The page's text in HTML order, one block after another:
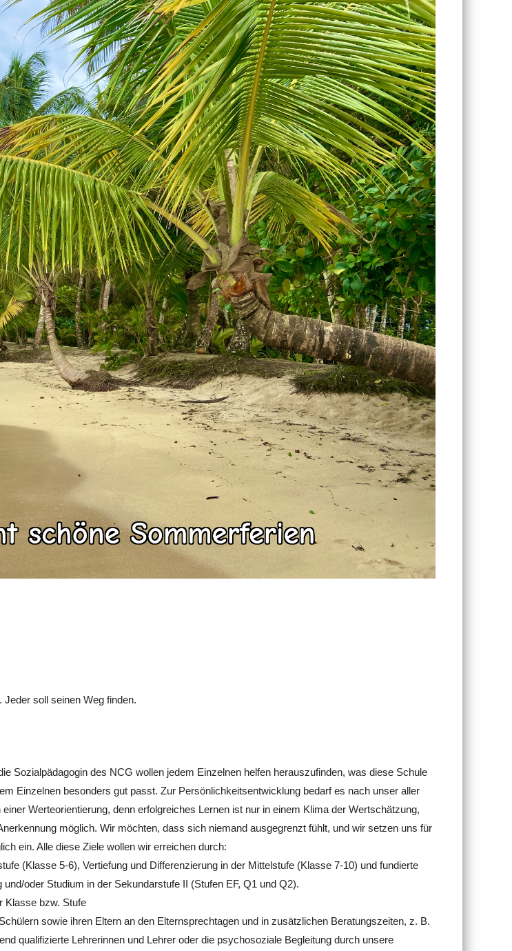
soll seinen Weg finden.
Sozialpädagogin des NCG wollen jedem Einzelnen helfen herauszufinden, was diese Schule
Einzelnen besonders gut passt. Zur Persönlichkeitsentwicklung bedarf es nach unser aller
Werteorientierung, denn erfolgreiches Lernen ist nur in einem Klima der Wertschätzung,
möglich. Wir möchten, dass sich niemand ausgegrenzt fühlt, und wir setzen uns für
ein. Alle diese Ziele wollen wir erreichen durch:
(Klasse 5-6), Vertiefung und Differenzierung in der Mittelstufe (Klasse 7-10) und fundierte
oder Studium in der Sekundarstufe II (Stufen EF, Q1 und Q2).
Klasse bzw. Stufe
sowie ihren Eltern an den Elternsprechtagen und in zusätzlichen Beratungszeiten, z. B.
qualifizierte Lehrerinnen und Lehrer oder die psychosoziale Begleitung durch unsere